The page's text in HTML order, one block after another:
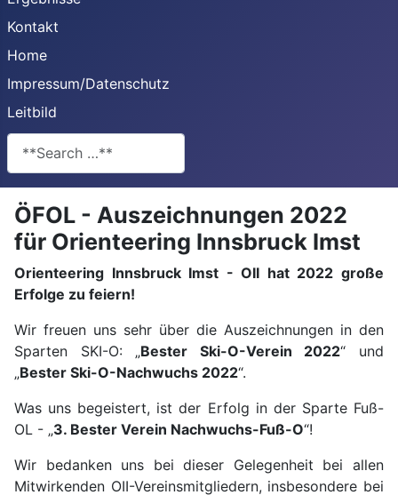
Kontakt
Home
Impressum/Datenschutz
Leitbild
**Search**
ÖFOL - Auszeichnungen 2022
für Orienteering Innsbruck Imst
Orienteering Innsbruck Imst - OII hat 2022 große
Erfolge zu feiern!
Wir freuen uns sehr über die Auszeichnungen in den
Sparten SKI-O: „Bester Ski-O-Verein 2022“ und
„Bester Ski-O-Nachwuchs 2022“.
Was uns begeistert, ist der Erfolg in der Sparte Fuß-
OL - „3. Bester Verein Nachwuchs-Fuß-O“!
Wir bedanken uns bei dieser Gelegenheit bei allen
Mitwirkenden OII-Vereinsmitgliedern, insbesondere bei